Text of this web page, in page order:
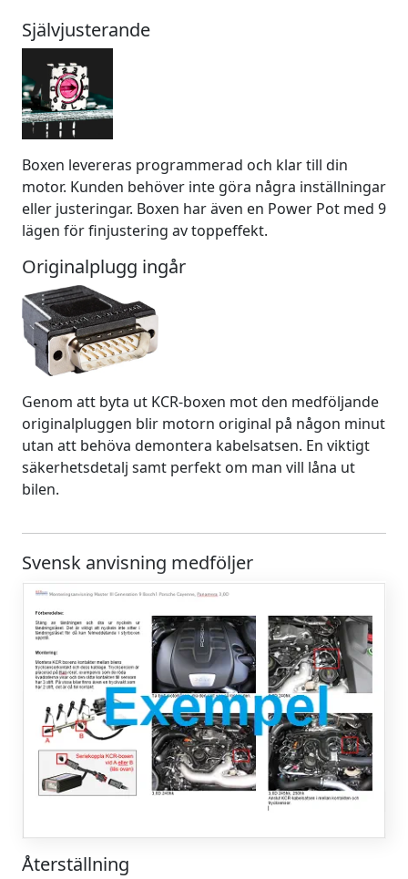
Självjusterande
Boxen levereras programmerad och klar till din
motor. Kunden behöver inte göra några inställningar
eller justeringar. Boxen har även en Power Pot med 9
lägen för finjustering av toppeffekt.
Originalplugg ingår
Genom att byta ut KCR-boxen mot den medföljande
originalpluggen blir motorn original på någon minut
utan att behöva demontera kabelsatsen. En viktigt
säkerhetsdetalj samt perfekt om man vill låna ut
bilen.
Svensk anvisning medföljer
Återställning